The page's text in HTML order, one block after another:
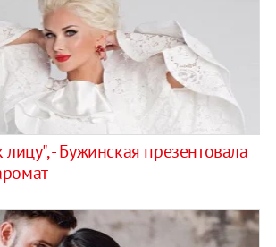
- Бужинская презентовала